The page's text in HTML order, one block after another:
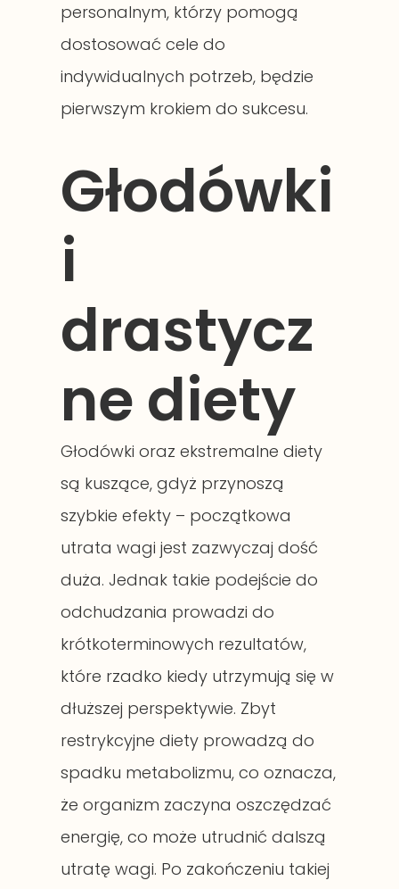
personalnym, którzy pomogą
dostosować cele do
indywidualnych potrzeb, będzie
pierwszym krokiem do sukcesu.
Głodówki
i
drastycz
ne diety
Głodówki oraz ekstremalne diety
są kuszące, gdyż przynoszą
szybkie efekty – początkowa
utrata wagi jest zazwyczaj dość
duża. Jednak takie podejście do
odchudzania prowadzi do
krótkoterminowych rezultatów,
które rzadko kiedy utrzymują się w
dłuższej perspektywie. Zbyt
restrykcyjne diety prowadzą do
spadku metabolizmu, co oznacza,
że organizm zaczyna oszczędzać
energię, co może utrudnić dalszą
utratę wagi. Po zakończeniu takiej